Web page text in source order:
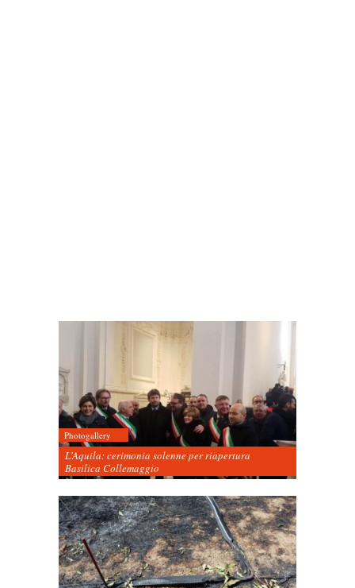
Photogallery
L’Aquila: cerimonia solenne per riapertura
Basilica Collemaggio